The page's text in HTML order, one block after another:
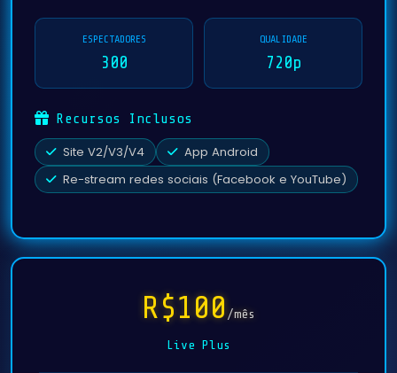
ESPECTADORES
300
QUALIDADE
720p
Recursos Inclusos
Site V2/V3/V4
App Android
Re-stream redes sociais (Facebook e YouTube)
R$100 /mês
Live Plus